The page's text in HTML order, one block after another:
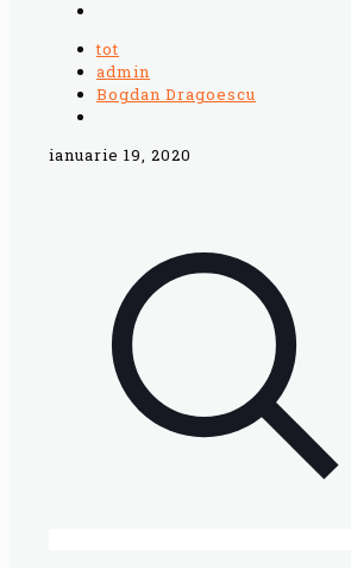
tot
admin
Bogdan Dragoescu
ianuarie 19, 2020